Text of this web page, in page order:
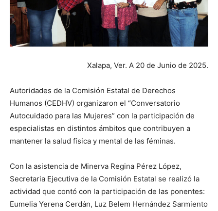
Xalapa, Ver. A 20 de Junio de 2025.
Autoridades de la Comisión Estatal de Derechos
Humanos (CEDHV) organizaron el “Conversatorio
Autocuidado para las Mujeres” con la participación de
especialistas en distintos ámbitos que contribuyen a
mantener la salud física y mental de las féminas.
Con la asistencia de Minerva Regina Pérez López,
Secretaria Ejecutiva de la Comisión Estatal se realizó la
actividad que contó con la participación de las ponentes:
Eumelia Yerena Cerdán, Luz Belem Hernández Sarmiento